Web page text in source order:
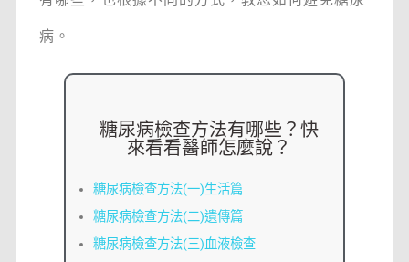
病。
糖尿病檢查方法有哪些？快
來看看醫師怎麼說？
糖尿病檢查方法(一)生活篇
糖尿病檢查方法(二)遺傳篇
糖尿病檢查方法(三)血液檢查